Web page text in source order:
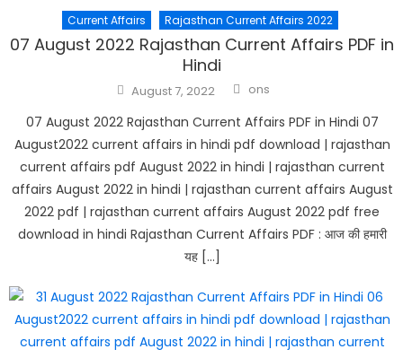
Current Affairs Rajasthan Current Affairs 2022
07 August 2022 Rajasthan Current Affairs PDF in
Hindi
Posted
on
August 7, 2022 Author
ons
07 August 2022 Rajasthan Current Affairs PDF in Hindi 07
August2022 current affairs in hindi pdf download | rajasthan
current affairs pdf August 2022 in hindi | rajasthan current
affairs August 2022 in hindi | rajasthan current affairs August
2022 pdf | rajasthan current affairs August 2022 pdf free
download in hindi Rajasthan Current Affairs PDF : आज की हमारी
यह […]